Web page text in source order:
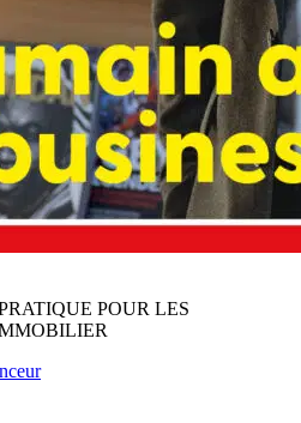
POUR LES